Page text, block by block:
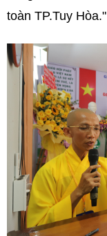
toàn TP.Tuy Hòa."